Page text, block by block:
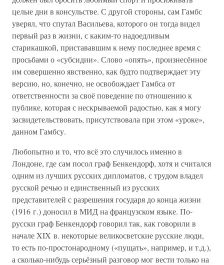
целые дни в консульстве. С другой стороны, сам Гамбс
уверял, что спутал Васильева, которого он тогда видел
первый раз в жизни, с каким-то надоедливым
старикашкой, пристававшим к нему последнее время с
просьбами о «субсидии». Слово «опять», произнесённое
им совершенно явственно, как будто подтверждает эту
версию, но, конечно, не освобождает Гамбса от
ответственности за своё поведение по отношению к
публике, которая с нескрываемой радостью, как я могу
засвидетельствовать, присутствовала при этом «уроке»,
данном Гамбсу.
Любопытно и то, что всё это случилось именно в
Лондоне, где сам посол граф Бенкендорф, хотя и считался
одним из лучших русских дипломатов, с трудом владел
русской речью и единственный из русских
представителей с разрешения государя до конца жизни
(1916 г.) доносил в МИД на французском языке. По-
русски граф Бенкендорф говорил так, как говорили в
начале XIX в. некоторые великосветские русские люди,
то есть по-простонародному («пущать», например, и т.д.),
а сколько-нибудь серьёзный разговор мог вести только на